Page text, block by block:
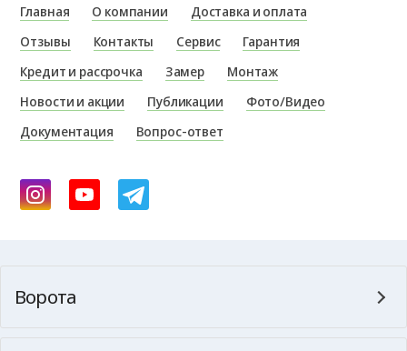
Главная О компании
Доставка и оплата
Отзывы
Контакты Сервис
Гарантия
Кредит и рассрочка
Замер
Монтаж
Новости и акции
Публикации
Фото/Видео
Документация
Вопрос-ответ
Ворота